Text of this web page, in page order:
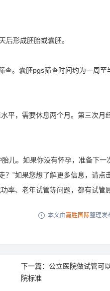
后形成胚胎或囊胚。
。囊胚pgs筛查时间约为一周
平，需要休息两个月。第三次月
儿。如果你没有怀孕，准备下一
”如果您想了解更多信息，请点
率、老年试管等问题，都有试管
 本文由嘉胜国际整理发
下一篇：公立医院做试管可
院标准